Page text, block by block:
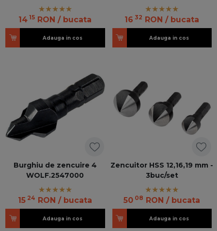
14 15 RON / bucata
Adauga in cos
16 32 RON / bucata
Adauga in cos
Burghiu de zencuire 4
WOLF.2547000
15 24 RON / bucata
Adauga in cos
Zencuitor HSS 12,16,19 mm -
3buc/set
50 08 RON / bucata
Adauga in cos